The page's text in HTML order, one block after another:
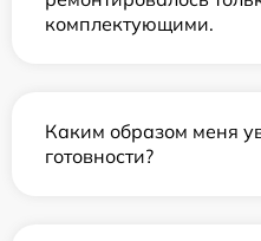
комплектующими.
Каким образом меня
готовности?